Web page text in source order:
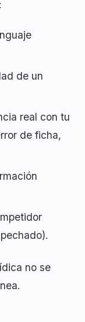
de un
real con tu
de ficha,
no se